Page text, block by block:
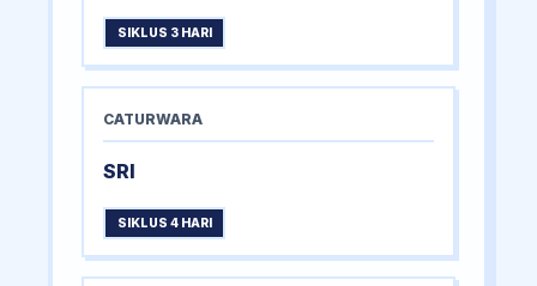
SIKLUS 3 HARI
CATURWARA
SRI
SIKLUS 4 HARI